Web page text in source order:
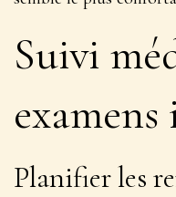
Suivi
Planifier les